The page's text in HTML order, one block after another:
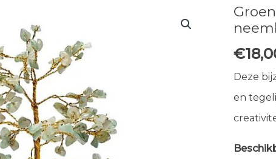
€
Deze
en